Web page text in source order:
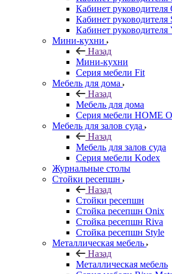
Кабинет
Кабинет руководителя
Кабинет руководителя
Мини-кухни
Назад
Мини-кухни
Серия мебели Fit
Мебель для дома
Назад
Мебель для дома
Серия мебели HOME
Мебель для залов суда
Назад
Мебель для залов суда
Серия мебели Kodex
Журнальные столы
Стойки ресепшн
Назад
Стойки ресепшн
Стойка ресепшн Onix
Стойка ресепшн Riva
Стойка ресепшн Style
Металлическая мебель
Назад
Металлическая мебель